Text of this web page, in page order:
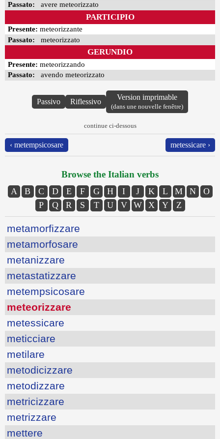
Passato: avere meteorizzato
PARTICIPIO
Presente: meteorizzante
Passato: meteorizzato
GERUNDIO
Presente: meteorizzando
Passato: avendo meteorizzato
Passivo Riflessivo
Version imprimable
(dans une nouvelle fenêtre)
continue ci-dessous
‹ metempsicosare metessicare ›
Browse the Italian verbs
A B C D E F G H I J K L M N
O
P
Q R S T U V W X Y Z
metamorfizzare
metamorfosare
metanizzare
metastatizzare
metempsicosare
meteorizzare
metessicare
meticciare
metilare
metodicizzare
metodizzare
metricizzare
metrizzare
mettere